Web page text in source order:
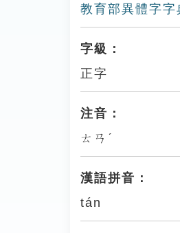
教育部異體字字
字級：
正字
注音：
ㄊㄢˊ
漢語拼音：
tán